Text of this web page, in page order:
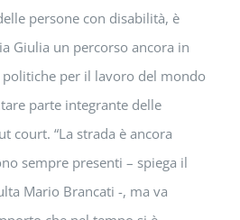
persone con disabilità, è
Giulia un percorso ancora in
per il lavoro del mondo
parte integrante delle
court. “La strada è ancora
sempre presenti – spiega il
Mario Brancati -, ma va